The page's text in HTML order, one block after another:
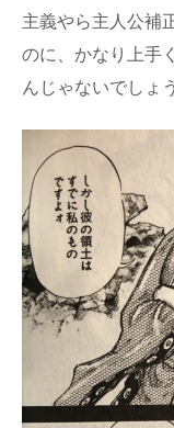
主義やら主人公補
のに、かなり上手
んじゃないでしょ